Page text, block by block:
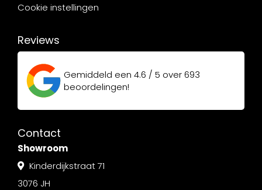
Cookie instellingen
Reviews
Gemiddeld een 4.6 / 5 over693
beoordelingen!
Contact
Showroom
Kinderdijkstraat 71
3076 JH